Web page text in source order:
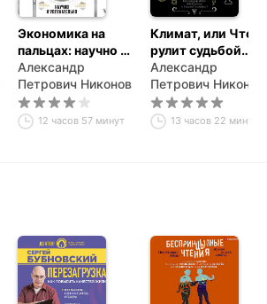
Экономика на
пальцах: научно и
увлекательно
Александр
Петрович Никонов
12 часов 57 минут
Климат, или Что
рулит судьбой
цивилизаций
Александр
Петрович Никонов
13 часов 22 минуты